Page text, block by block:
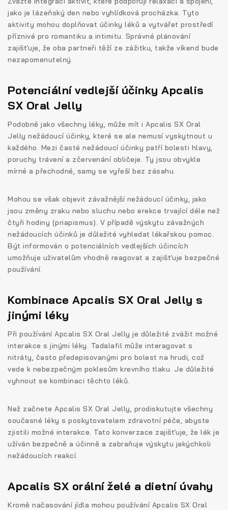
jako je lázeňský den nebo vyhlídková procházka. Tyto
aktivity mohou doplňovat účinky léků a vytvářet prostředí
příznivé pro romantiku a intimitu. Správné plánování
zajišťuje, že oba partneři těží ze zážitku, takže víkend bude
nezapomenutelný.
Potenciální vedlejší účinky Apcalis
SX Oral Jelly
Podobně jako všechny léky, může mít i Apcalis SX Oral
Jelly nežádoucí účinky, které se ale nemusí vyskytnout u
každého. Mezi časté nežádoucí účinky patří bolesti hlavy,
poruchy trávení a zčervenání obličeje. Ty jsou obvykle
mírné a přechodné, samy se vyřeší bez zásahu.
Mohou se však objevit závažnější nežádoucí účinky, jako
jsou změny zraku nebo sluchu nebo erekce trvající déle než
čtyři hodiny (priapismus). V případě výskytu závažných
nežádoucích účinků je důležité vyhledat lékařskou pomoc.
Být informován o potenciálních vedlejších účincích
umožňuje uživatelům vhodně reagovat a zajišťuje bezpečné
používání.
Kombinace Apcalis SX Oral Jelly s
jinými léky
Při používání Apcalis SX Oral Jelly je důležité zvážit možné
interakce s jinými léky. Tadalafil může interagovat s
nitráty, často předepisovanými pro bolest na hrudi, což
vede k nebezpečným poklesům krevního tlaku. Je důležité
vyhnout se kombinaci těchto léků.
Než začnete Apcalis SX Oral Jelly, prodiskutujte všechny
současné léky s poskytovatelem zdravotní péče, abyste
zjistili možné interakce. Tato konverzace zajišťuje, že lék je
užíván bezpečně a účinně a zabraňuje výskytu jakýchkoli
nežádoucích reakcí.
Apcalis SX orální želé a dietní úvahy
Kromě načasování jídla mohou používání Apcalis SX Oral